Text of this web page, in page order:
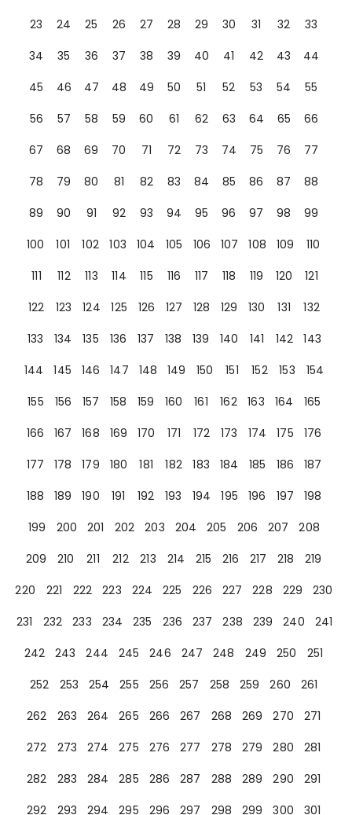
23
24 25 26 27 28 29 30 31 32
33
34
35 36 37 38 39 40 41 42 43
44
45
46 47 48 49 50 51 52 53 54
55
56
57 58 59 60 61 62 63 64 65
66
67
68 69 70 71 72 73 74 75 76
77
78
79 80 81 82 83 84 85 86 87
88
89
90 91 92 93 94 95 96 97 98
99
100
101 102 103 104 105 106 107 108 109
110
111
112 113 114 115 116 117 118 119 120
121
122
123 124 125 126 127 128 129 130 131
132
133
134 135 136 137 138 139 140 141 142
143
144
145 146 147 148 149 150 151 152 153
154
155
156 157 158 159 160 161 162 163 164
165
166
167 168 169 170 171 172 173 174 175
176
177
178 179 180 181 182 183 184 185 186
187
188
189 190 191 192 193 194 195 196 197
198
199
200 201 202 203 204 205 206 207
208
209
210 211 212 213 214 215 216 217 218
219
220
221 222 223 224 225 226 227 228 229
230
231
232 233 234 235 236 237 238 239 240
241
242
243 244 245 246 247 248 249 250
251
252
253 254 255 256 257 258 259 260
261
262
263 264 265 266 267 268 269 270
271
272
273 274 275 276 277 278 279 280
281
282
283 284 285 286 287 288 289 290
291
292
293 294 295 296 297 298 299 300 301